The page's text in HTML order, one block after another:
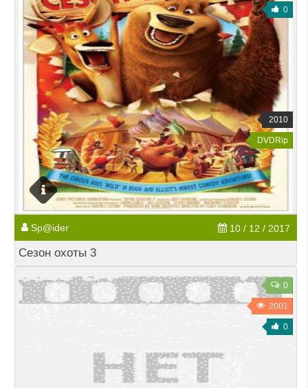
0
2010
DVDRip
Sp@ider 10 / 12 / 2017
Сезон охоты 3
0
2001
0